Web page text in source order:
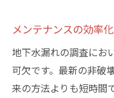
メンテナンスの効率
地下水漏れの調査にお
可欠です。最新の非破
来の方法よりも短時間